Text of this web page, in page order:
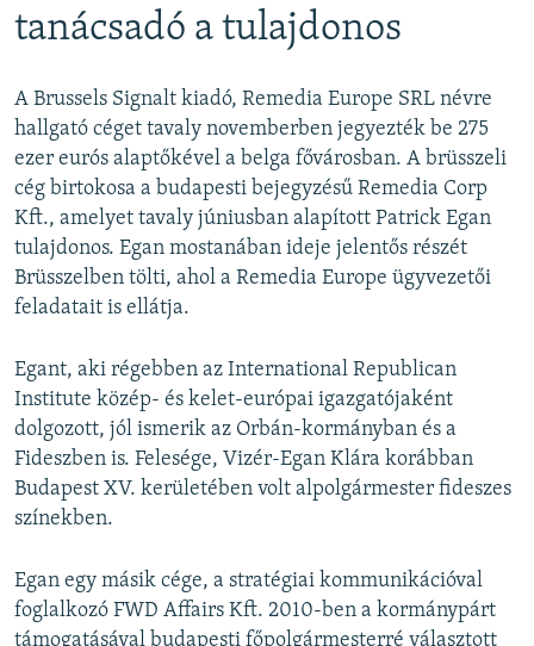
tanácsadó a tulajdonos
A Brussels Signalt kiadó, Remedia Europe SRL névre
hallgató céget tavaly novemberben jegyezték be 275
ezer eurós alaptőkével a belga fővárosban. A brüsszeli
cég birtokosa a budapesti bejegyzésű Remedia Corp
Kft., amelyet tavaly júniusban alapított Patrick Egan
tulajdonos. Egan mostanában ideje jelentős részét
Brüsszelben tölti, ahol a Remedia Europe ügyvezetői
feladatait is ellátja.
Egant, aki régebben az International Republican
Institute közép- és kelet-európai igazgatójaként
dolgozott, jól ismerik az Orbán-kormányban és a
Fideszben is. Felesége, Vizér-Egan Klára korábban
Budapest XV. kerületében volt alpolgármester fideszes
színekben.
Egan egy másik cége, a stratégiai kommunikációval
foglalkozó FWD Affairs Kft. 2010-ben a kormánypárt
támogatásával budapesti főpolgármesterré választott